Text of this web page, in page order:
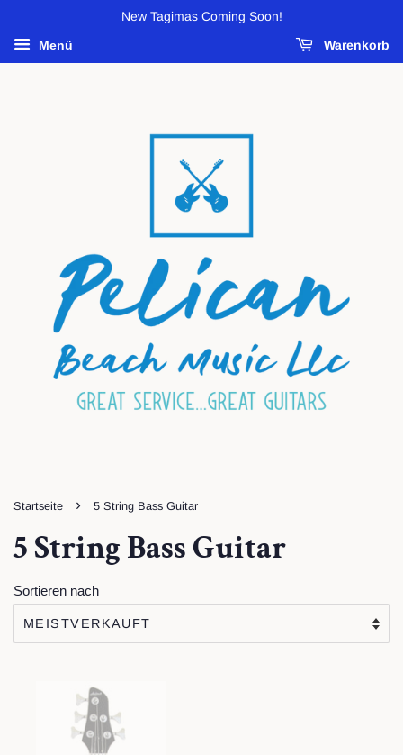
New Tagimas Coming Soon!
Menü Warenkorb
Startseite › 5 String Bass Guitar
5 String Bass Guitar
Sortieren nach